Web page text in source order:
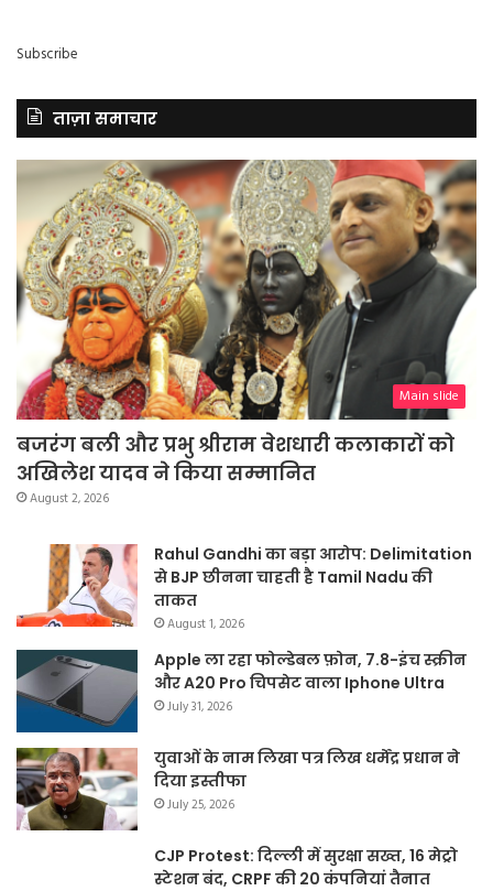
Subscribe
ताज़ा समाचार
Main slide
बजरंग बली और प्रभु श्रीराम वेशधारी कलाकारों को
अखिलेश यादव ने किया सम्मानित
August 2, 2026
Rahul Gandhi का बड़ा आरोप: Delimitation
से BJP छीनना चाहती है Tamil Nadu की
ताकत
August 1, 2026
Apple ला रहा फोल्डेबल फ़ोन, 7.8-इंच स्क्रीन
और A20 Pro चिपसेट वाला Iphone Ultra
July 31, 2026
युवाओं के नाम लिखा पत्र लिख धर्मेंद्र प्रधान ने
दिया इस्तीफा
July 25, 2026
CJP Protest: दिल्ली में सुरक्षा सख्त, 16 मेट्रो
स्टेशन बंद, CRPF की 20 कंपनियां तैनात